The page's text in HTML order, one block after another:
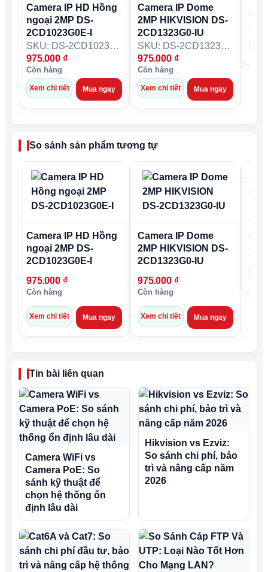
WWeather Proof|IP67
Camera IP HD Hồng
ngoại 2MP DS-
2CD1023G0E-I
SKU: DS-2CD1023G0E-I
975.000 ₫
Còn hàng
Xem chi tiết Mua ngay
Camera IP Dome
2MP HIKVISION DS-
2CD1323G0-IU
SKU: DS-2CD1323G0-IU
975.000 ₫
Còn hàng
Xem chi tiết Mua ngay
Còn
So sánh sản phẩm tương tự
Camera IP HD Hồng
ngoại 2MP DS-
2CD1023G0E-I
975.000 ₫
Còn hàng
Xem chi tiết Mua ngay
Camera IP Dome
2MP HIKVISION DS-
2CD1323G0-IU
975.000 ₫
Còn hàng
Xem chi tiết Mua ngay
Còn
Tin bài liên quan
Camera WiFi vs
Camera PoE: So
sánh kỹ thuật để
chọn hệ thống ổn
định lâu dài
Hikvision vs Ezviz:
So sánh chi phí, bảo
trì và nâng cấp năm
2026